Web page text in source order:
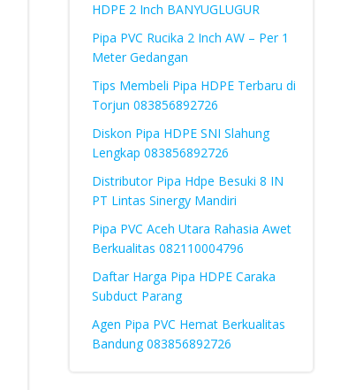
HDPE 2 Inch BANYUGLUGUR
Pipa PVC Rucika 2 Inch AW – Per 1
Meter Gedangan
Tips Membeli Pipa HDPE Terbaru di
Torjun 083856892726
Diskon Pipa HDPE SNI Slahung
Lengkap 083856892726
Distributor Pipa Hdpe Besuki 8 IN
PT Lintas Sinergy Mandiri
Pipa PVC Aceh Utara Rahasia Awet
Berkualitas 082110004796
Daftar Harga Pipa HDPE Caraka
Subduct Parang
Agen Pipa PVC Hemat Berkualitas
Bandung 083856892726